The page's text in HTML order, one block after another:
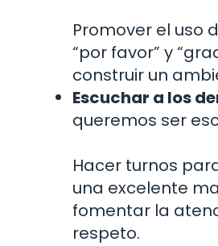
Promover el uso
“por favor” y
construir un
Escuchar a los
queremos ser
Hacer turnos
una excelente
fomentar la
respeto.